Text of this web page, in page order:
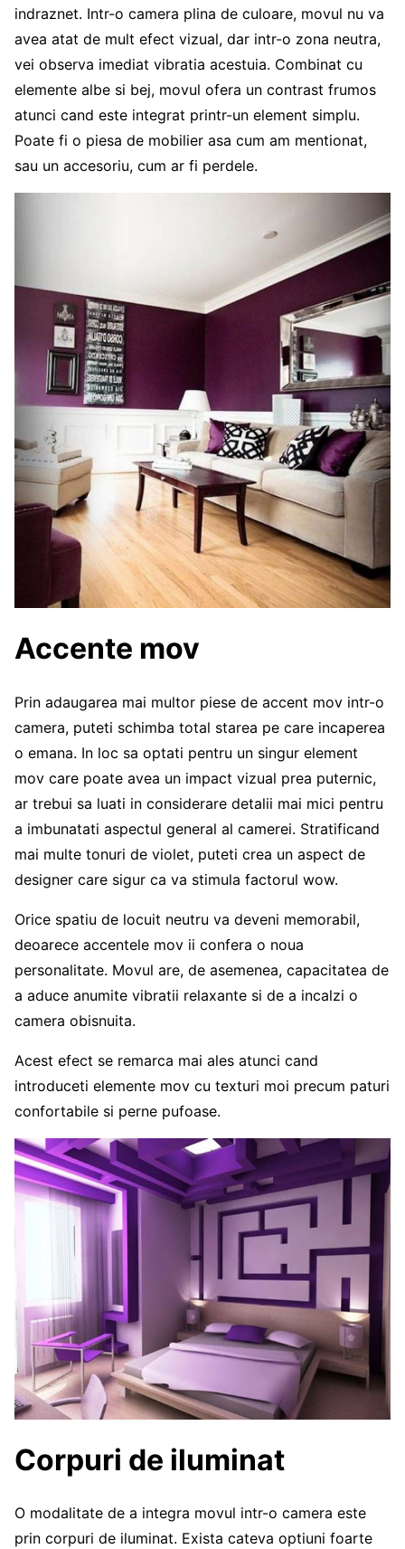
indraznet. Intr-o camera plina de culoare, movul nu va
avea atat de mult efect vizual, dar intr-o zona neutra,
vei observa imediat vibratia acestuia. Combinat cu
elemente albe si bej, movul ofera un contrast frumos
atunci cand este integrat printr-un element simplu.
Poate fi o piesa de mobilier asa cum am mentionat,
sau un accesoriu, cum ar fi perdele.
Accente mov
Prin adaugarea mai multor piese de accent mov intr-o
camera, puteti schimba total starea pe care incaperea
o emana. In loc sa optati pentru un singur element
mov care poate avea un impact vizual prea puternic,
ar trebui sa luati in considerare detalii mai mici pentru
a imbunatati aspectul general al camerei. Stratificand
mai multe tonuri de violet, puteti crea un aspect de
designer care sigur ca va stimula factorul wow.
Orice spatiu de locuit neutru va deveni memorabil,
deoarece accentele mov ii confera o noua
personalitate. Movul are, de asemenea, capacitatea de
a aduce anumite vibratii relaxante si de a incalzi o
camera obisnuita.
Acest efect se remarca mai ales atunci cand
introduceti elemente mov cu texturi moi precum paturi
confortabile si perne pufoase.
Corpuri de iluminat
O modalitate de a integra movul intr-o camera este
prin corpuri de iluminat. Exista cateva optiuni foarte